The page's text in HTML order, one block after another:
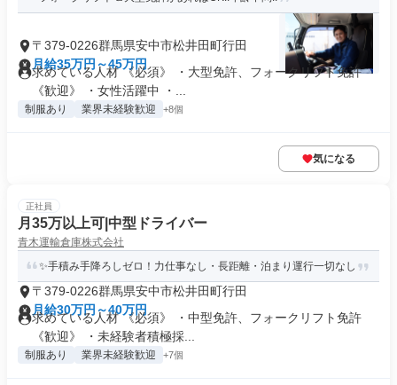
〒379-0226群馬県安中市松井田町行田
月給35万円～45万円
求めている人材 《必須》 ・大型免許、フォークリフト免許
《歓迎》 ・女性活躍中 ・...
制服あり 業界未経験歓迎 +8個
気になる
正社員
月35万以上可|中型ドライバー
青木運輸倉庫株式会社
✨手積み手降ろしゼロ！力仕事なし・長距離・泊まり運行一切なし
〒379-0226群馬県安中市松井田町行田
月給30万円～40万円
求めている人材 《必須》 ・中型免許、フォークリフト免許
《歓迎》 ・未経験者積極採...
制服あり 業界未経験歓迎 +7個